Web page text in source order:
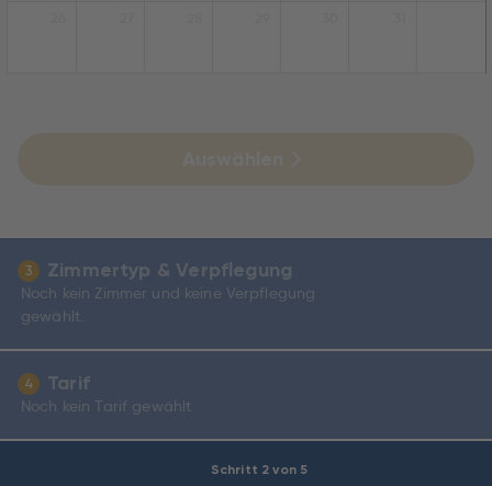
Schritt 2 von 5
3 Zimmertyp & Verpflegung
Noch kein Zimmer und keine Verpflegung
gewählt.
4 Tarif
Noch kein Tarif gewählt